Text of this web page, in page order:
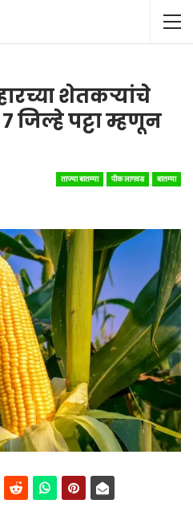
शेतकऱ्यांचे
जिल्हे पट्टा म्हणून
ताज्या बातम्या पीक लागवड बातम्या